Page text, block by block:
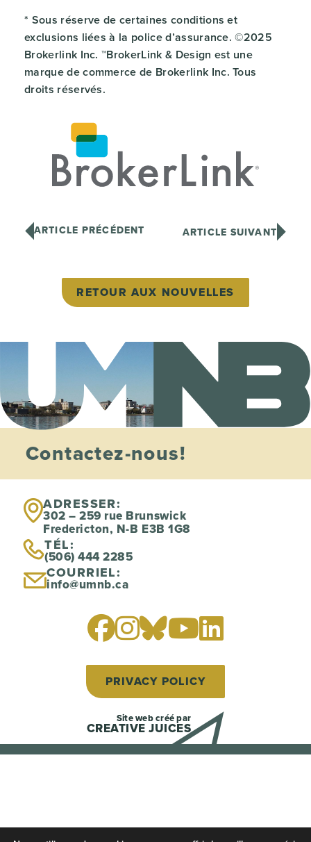
* Sous réserve de certaines conditions et
exclusions liées à la police d’assurance. ©2025
Brokerlink Inc. ™BrokerLink & Design est une
marque de commerce de Brokerlink Inc. Tous
droits réservés.
ARTICLE PRÉCÉDENT ARTICLE SUIVANT
RETOUR AUX NOUVELLES
Contactez-nous!
ADRESSER:
302 – 259 rue Brunswick
Fredericton, N-B E3B 1G8
TÉL:
(506) 444 2285
COURRIEL:
info@umnb.ca
PRIVACY POLICY
Site web créé par
CREATIVE JUICES